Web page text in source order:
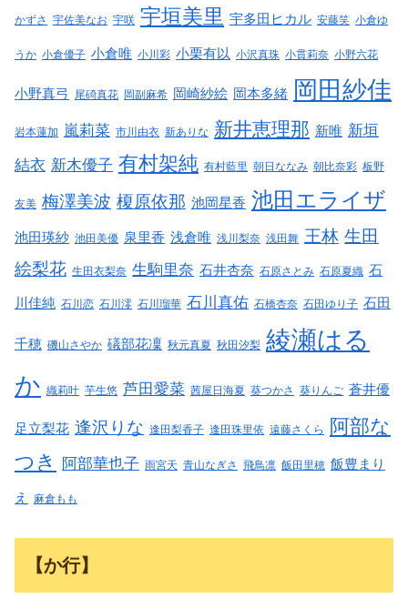
かずさ 宇佐美なお 宇咲 宇垣美里 宇多田ヒカル 安藤笑 小倉ゆ
うか 小倉優子 小倉唯 小川彩 小栗有以 小沢真珠 小貫莉奈 小野六花
小野真弓 尾碕真花 岡副麻希 岡崎紗絵 岡本多緒 岡田紗佳
岩本蓮加 嵐莉菜 市川由衣 新ありな 新井恵理那 新唯 新垣
結衣 新木優子 有村架純 有村藍里 朝日ななみ 朝比奈彩 板野
友美 梅澤美波 榎原依那 池岡星香 池田エライザ
池田瑛紗 池田美優 泉里香 浅倉唯 浅川梨奈 浅田舞 王林 生田
絵梨花 生田衣梨奈 生駒里奈 石井杏奈 石原さとみ 石原夏織 石
川佳純 石川恋 石川澪 石川瑠華 石川真佑 石橋杏奈 石田ゆり子 石田
千穂 磯山さやか 礒部花凜 秋元真夏 秋田汐梨 綾瀬はる
か 織莉叶 芋生悠 芦田愛菜 茜屋日海夏 葵つかさ 葵りんご 蒼井優
足立梨花 逢沢りな 逢田梨香子 逢田珠里依 遠藤さくら
阿部な
つき 阿部華也子 雨宮天 青山なぎさ 飛鳥凛 飯田里穂 飯豊まり
え 麻倉もも
【か行】